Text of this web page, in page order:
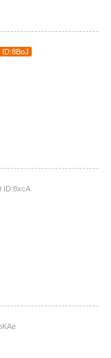
ID:8BoJ
ID:8xcA